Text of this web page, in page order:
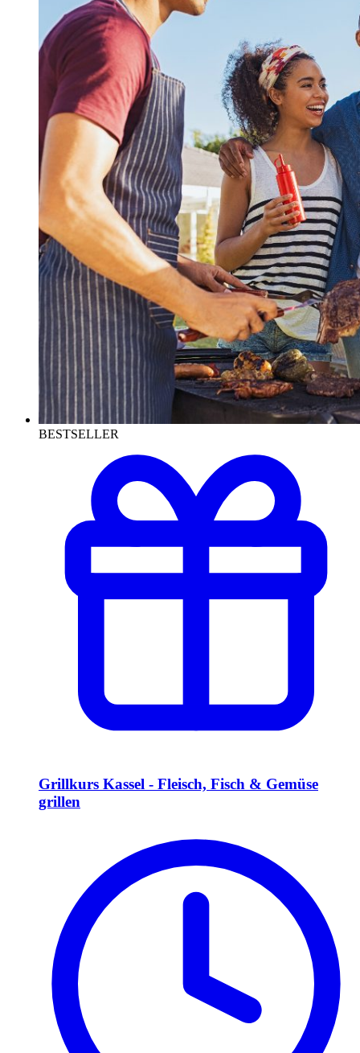
BESTSELLER
Grillkurs Kassel - Fleisch, Fisch & Gemüse
grillen